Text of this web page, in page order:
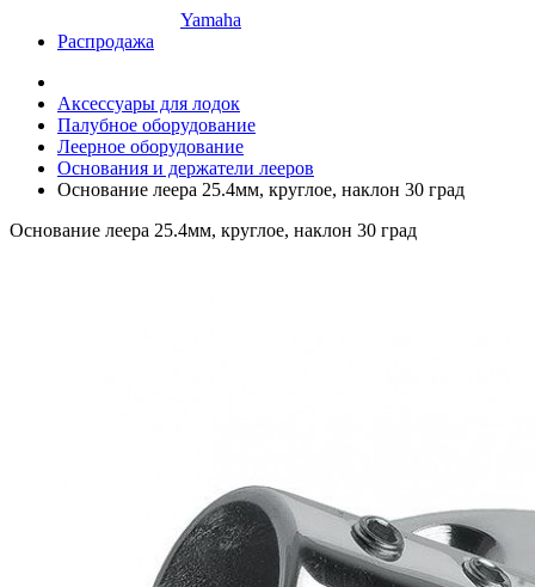
Yamaha
Распродажа
Аксессуары для лодок
Палубное оборудование
Леерное оборудование
Основания и держатели лееров
Основание леера 25.4мм, круглое, наклон 30 град
Основание леера 25.4мм, круглое, наклон 30 град